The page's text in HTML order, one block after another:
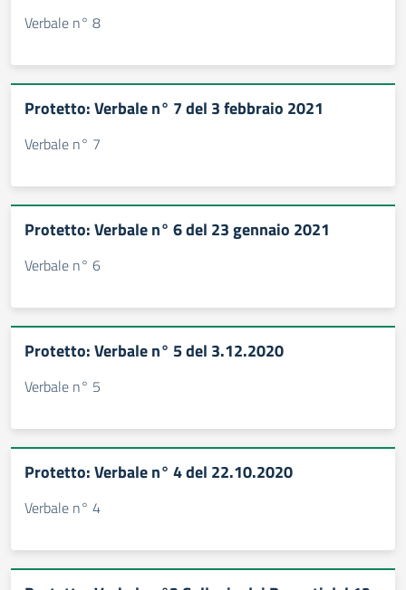
Verbale n° 8
Protetto: Verbale n° 7 del 3 febbraio 2021
Verbale n° 7
Protetto: Verbale n° 6 del 23 gennaio 2021
Verbale n° 6
Protetto: Verbale n° 5 del 3.12.2020
Verbale n° 5
Protetto: Verbale n° 4 del 22.10.2020
Verbale n° 4